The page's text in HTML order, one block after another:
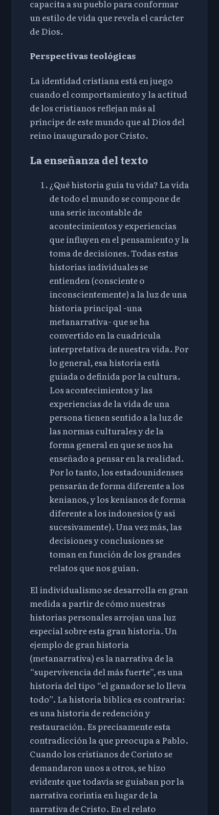
capacita a su pueblo para conformar
un estilo de vida que revela el carácter
de Dios.
Perspectivas teológicas
La identidad cristiana está en juego
cuando el comportamiento y la actitud
de los cristianos reflejan más al
príncipe de este mundo que al Dios del
reino inaugurado por Cristo.
La enseñanza del texto
¿Qué historia guía tu vida? La vida
de todo el mundo se compone de
una serie incontable de
acontecimientos y experiencias
que influyen en el pensamiento y la
toma de decisiones. Todas estas
historias individuales se
entienden (consciente o
inconscientemente) a la luz de una
historia principal -una
metanarrativa- que se ha
convertido en la cuadrícula
interpretativa de nuestra vida. Por
lo general, esa historia está
guiada o definida por la cultura.
Los acontecimientos y las
experiencias de la vida de una
persona tienen sentido a la luz de
las normas culturales y de la
forma general en que se nos ha
enseñado a pensar en la realidad.
Por lo tanto, los estadounidenses
pensarán de forma diferente a los
kenianos, y los kenianos de forma
diferente a los indonesios (y así
sucesivamente). Una vez más, las
decisiones y conclusiones se
toman en función de los grandes
relatos que nos guían.
El individualismo se desarrolla en gran
medida a partir de cómo nuestras
historias personales arrojan una luz
especial sobre esta gran historia. Un
ejemplo de gran historia
(metanarrativa) es la narrativa de la
“supervivencia del más fuerte”, es una
historia del tipo “el ganador se lo lleva
todo”. La historia bíblica es contraria:
es una historia de redención y
restauración. Es precisamente esta
contradicción la que preocupa a Pablo.
Cuando los cristianos de Corinto se
demandaron unos a otros, se hizo
evidente que todavía se guiaban por la
narrativa corintia en lugar de la
narrativa de Cristo. En el relato